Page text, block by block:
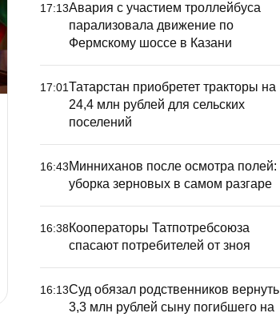
8 августа Татарстан накроют
грозы с дождем и градом
17:13Авария с участием троллейбуса
парализовала движение по
Фермскому шоссе в Казани
17:01Татарстан приобретет тракторы на
24,4 млн рублей для сельских
поселений
16:43Минниханов после осмотра полей:
уборка зерновых в самом разгаре
16:38Кооператоры Татпотребсоюза
спасают потребителей от зноя
16:13Суд обязал родственников вернуть
3,3 млн рублей сыну погибшего на